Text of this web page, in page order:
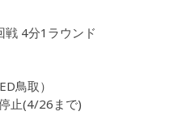
戦 4分1ラウンド
鳥取）
止(4/26まで)